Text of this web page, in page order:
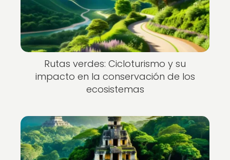
Rutas verdes: Cicloturismo y su
impacto en la conservación de los
ecosistemas